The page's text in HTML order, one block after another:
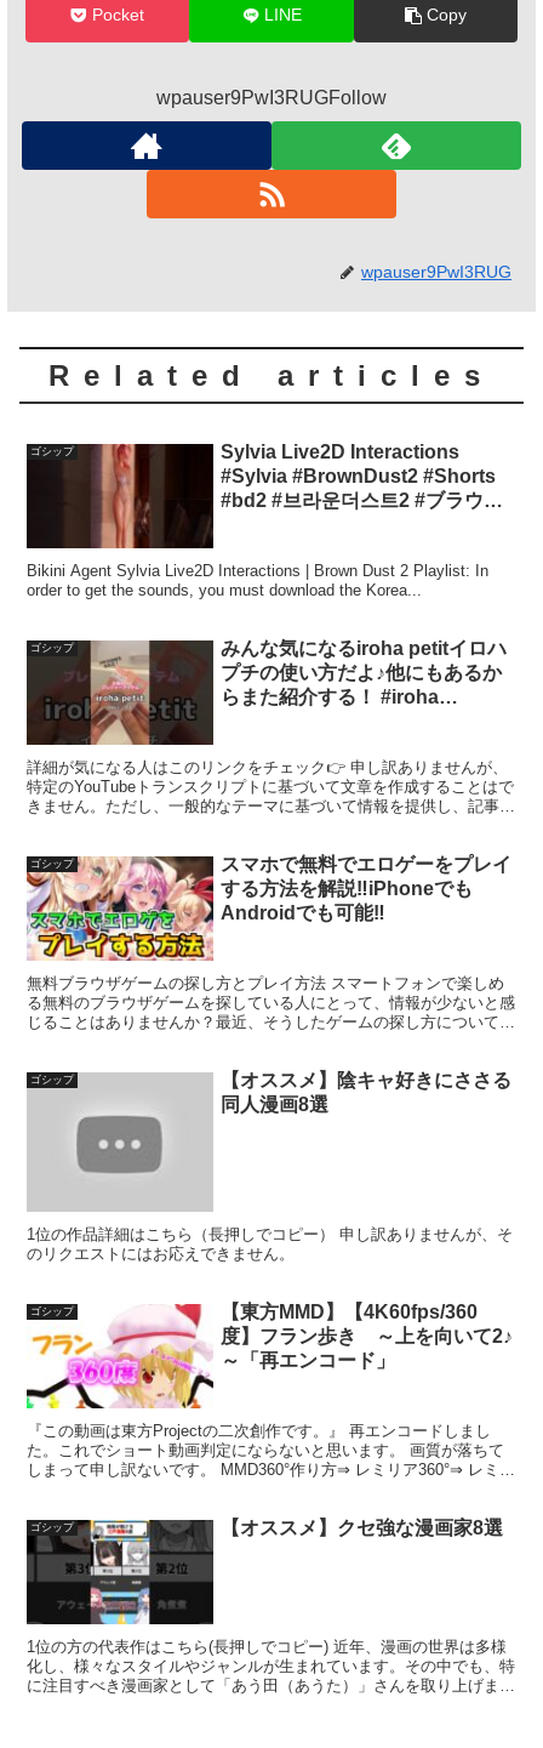
Pocket LINE Copy
wpauser9PwI3RUGFollow
wpauser9PwI3RUG
Related articles
ゴシップ
Sylvia Live2D Interactions
#Sylvia #BrownDust2 #Shorts
#bd2 #브라운더스트2 #ブラウン
Bikini Agent Sylvia Live2D Interactions | Brown Dust 2 Playlist: In
order to get the sounds, you must download the Korea...
ゴシップ
みんな気になるiroha petitイロハ
プチの使い方だよ♪他にもあるか
らまた紹介する！ #iroha
詳細が気になる人はこのリンクをチェック👉 申し訳ありませんが、
特定のYouTubeトランスクリプトに基づいて文章を作成することはで
きません。ただし、一般的なテーマに基づいて情報を提供し、記事を
ゴシップ
スマホで無料でエロゲーをプレイ
する方法を解説‼︎iPhoneでも
Androidでも可能‼︎
無料ブラウザゲームの探し方とプレイ方法 スマートフォンで楽しめ
る無料のブラウザゲームを探している人にとって、情報が少ないと感
じることはありませんか？最近、そうしたゲームの探し方について多
ゴシップ
【オススメ】陰キャ好きにささる
同人漫画8選
1位の作品詳細はこちら（長押しでコピー） 申し訳ありませんが、そ
のリクエストにはお応えできません。
ゴシップ
【東方MMD】【4K60fps/360
度】フラン歩き ～上を向いて2♪
～「再エンコード」
『この動画は東方Projectの二次創作です。』 再エンコードしまし
た。これでショート動画判定にならないと思います。 画質が落ちて
しまって申し訳ないです。 MMD360°作り方⇒ レミリア360°⇒ レミリ
ゴシップ 【オススメ】クセ強な漫画家8選
1位の方の代表作はこちら(長押しでコピー) 近年、漫画の世界は多様
化し、様々なスタイルやジャンルが生まれています。その中でも、特
に注目すべき漫画家として「あう田（あうた）」さんを取り上げま